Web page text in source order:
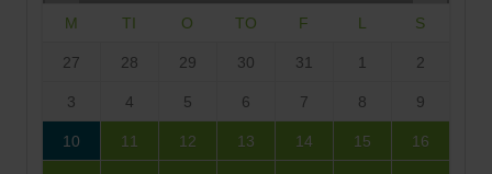
M TI O TO F L S
27 28 29 30 31 1 2
3 4 5 6 7 8 9
10 11 12 13 14 15 16